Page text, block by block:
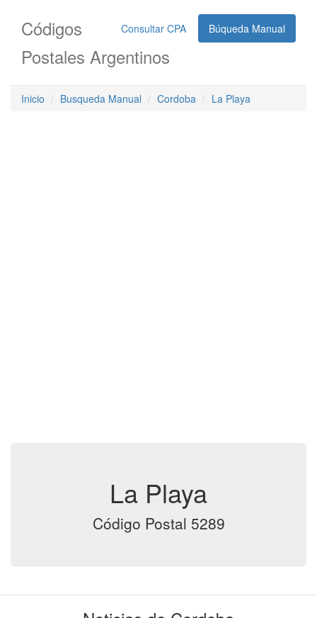
Consultar CPA Búqueda Manual
Códigos
Postales Argentinos
Inicio Busqueda Manual Cordoba La Playa
La Playa
Código Postal 5289